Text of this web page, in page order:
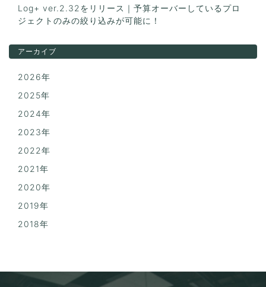
Log+ ver.2.32をリリース｜予算オーバーしているプロ
ジェクトのみの絞り込みが可能に！
アーカイブ
2026年
2025年
2024年
2023年
2022年
2021年
2020年
2019年
2018年